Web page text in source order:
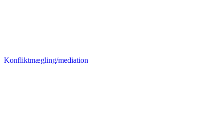
Konfliktmægling/mediation